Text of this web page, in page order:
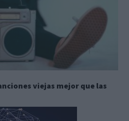
viejas mejor que las